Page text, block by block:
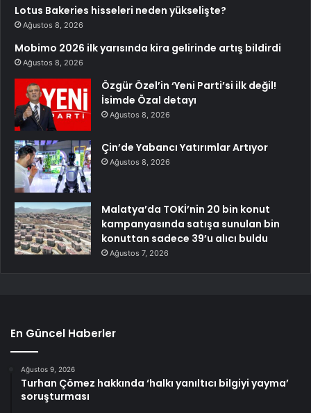
Lotus Bakeries hisseleri neden yükselişte?
Ağustos 8, 2026
Mobimo 2026 ilk yarısında kira gelirinde artış bildirdi
Ağustos 8, 2026
Özgür Özel’in ‘Yeni Parti’si ilk değil!
İsimde Özal detayı
Ağustos 8, 2026
Çin’de Yabancı Yatırımlar Artıyor
Ağustos 8, 2026
Malatya’da TOKİ’nin 20 bin konut
kampanyasında satışa sunulan bin
konuttan sadece 39’u alıcı buldu
Ağustos 7, 2026
En Güncel Haberler
Ağustos 9, 2026
Turhan Çömez hakkında ‘halkı yanıltıcı bilgiyi yayma’
soruşturması